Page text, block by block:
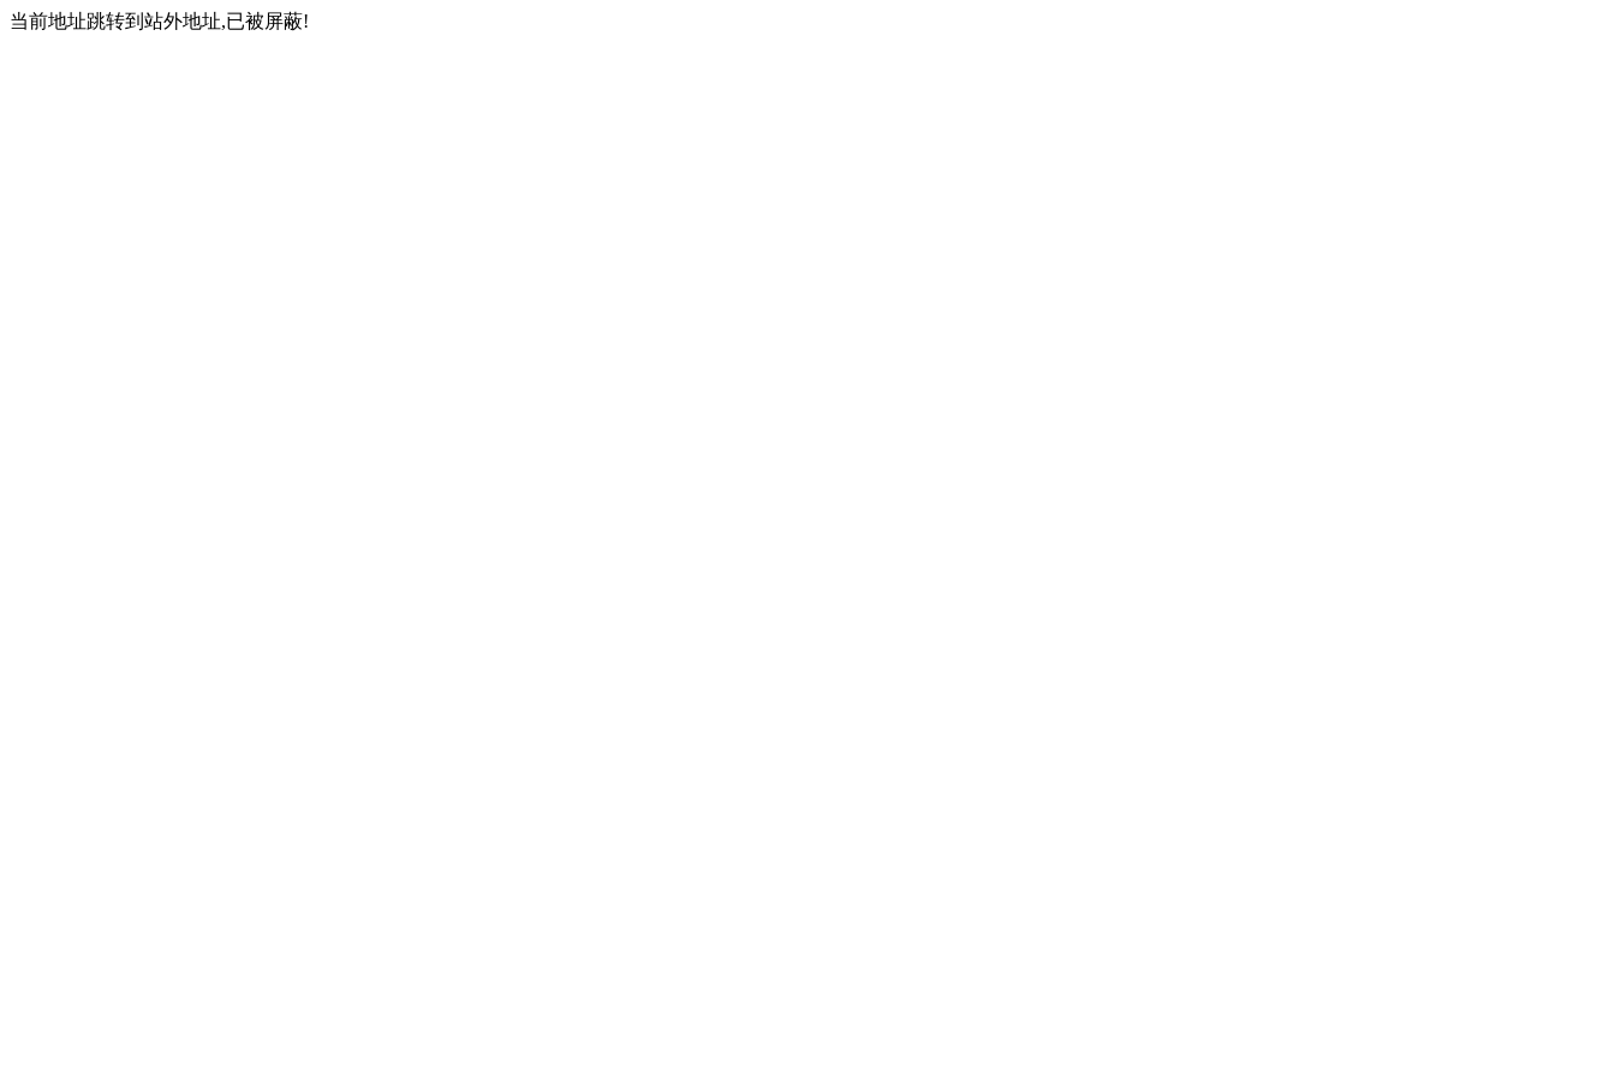
当前地址跳转到站外地址,已被屏蔽!